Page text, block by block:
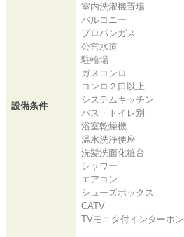
設備条件
室内洗濯機置場
バルコニー
プロパンガス
公営水道
駐輪場
ガスコンロ
コンロ２口以上
システムキッチン
バス・トイレ別
浴室乾燥機
温水洗浄便座
洗髪洗面化粧台
シャワー
エアコン
シューズボックス
CATV
TVモニタ付インターホン